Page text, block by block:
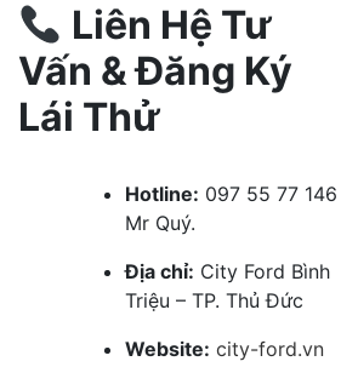
Liên Hệ Tư
Vấn & Đăng Ký
Lái Thử
Hotline: 097 55 77 146
Mr Quý.
Địa chỉ: City Ford Bình
Triệu – TP. Thủ Đức
Website: city-ford.vn